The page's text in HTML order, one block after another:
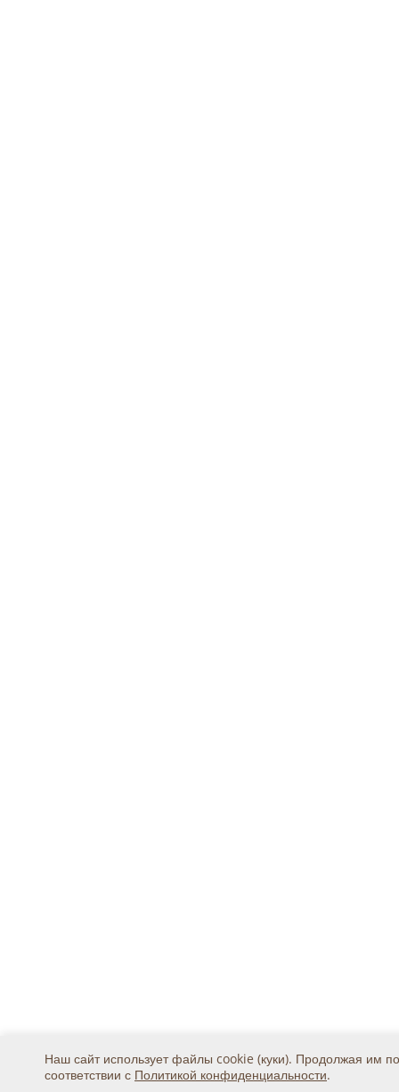
Наш сайт использует файлы cookie (куки). Продолжая им
соответствии с Политикой конфиденциальности.